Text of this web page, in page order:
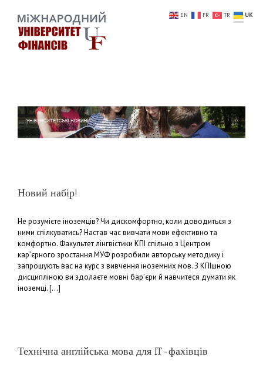
Новий набір!
Не розумієте іноземців? Чи дискомфортно, коли доводиться з
ними спілкуватись? Настав час вивчати мови ефективно та
комфортно. Факультет лінгвістики КПІ спільно з Центром
кар’єрного зростання МУФ розробили авторську методику і
запрошують вас на курс з вивчення іноземних мов. З КПІшною
дисципліною ви здолаєте мовні бар’єри й навчитеся думати як
іноземці. [...]
Технічна англійська мова для IT-фахівців
EN FR TR UK